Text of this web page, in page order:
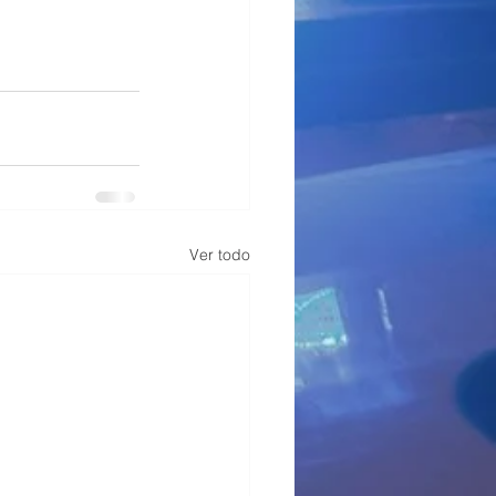
Ver todo